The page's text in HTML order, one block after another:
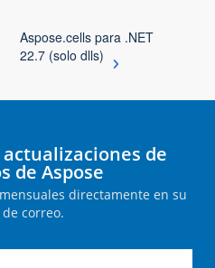
Aspose.cells para .NET
22.7 (solo dlls)
de
de Aspose
directamente en su
correo.